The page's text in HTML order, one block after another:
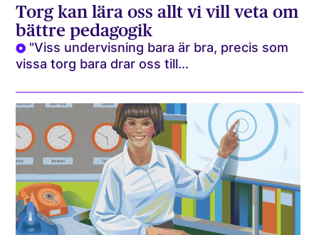
Torg kan lära oss allt vi vill veta om
bättre pedagogik
"Viss undervisning bara är bra, precis som
vissa torg bara drar oss till...